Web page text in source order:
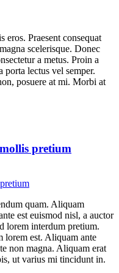
eros. Praesent consequat
scelerisque. Donec
a metus. Proin a
porta lectus vel semper.
posuere at mi. Morbi at
pretium
quam. Aliquam
est euismod nisl, a auctor
lorem interdum pretium.
lorem est. Aliquam ante
non magna. Aliquam erat
ut varius mi tincidunt in.